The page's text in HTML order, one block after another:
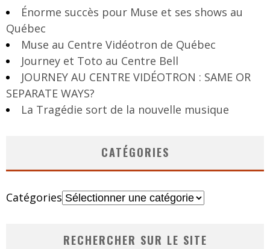
Énorme succès pour Muse et ses shows au
Québec
Muse au Centre Vidéotron de Québec
Journey et Toto au Centre Bell
JOURNEY AU CENTRE VIDÉOTRON : SAME OR
SEPARATE WAYS?
La Tragédie sort de la nouvelle musique
CATÉGORIES
Catégories
RECHERCHER SUR LE SITE